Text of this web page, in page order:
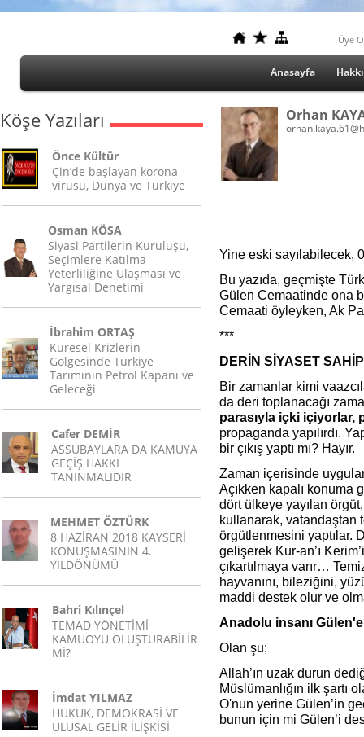
Üye
Anasayfa
Köşe Yazıları
Önce Kültür
Çin’de başlayan korona
virüsü, Dünya ve Türkiye
Osman KÖSA
Siyasi Partilerin Kuruluşu,
Seçimlere Katılma
Yeterliliğine Ulaşması ve
Yargısal Denetimi
İbrahim ORTAŞ
Küresel Krizlerin
Gölgesinde Türkiye
Tarımının Petrol Kapanı ve
Geleceği
Cafer DEMİR
ASSUBAYLARA DA KAMUYA
GEÇİŞ HAKKI
TANINMALIDIR
MEHMET ÖZTÜRK
8 HAZİRAN 2018 KAYSERİ
KONUŞMASININ 4.
YILDÖNÜMÜ
Bahri Kılınçel
TEMAD YÖNETİMİ
KAMUOYU OLUŞTURABİLİR
Mİ?
İmdat YILMAZ
HUKUK, DEMOKRASİ VE
ULUSAL GELİR İLİŞKİSİ
Orhan
Yine eski sayılabilecek,
Bu yazıda, geçmişte
Gülen Cemaatinde ona
Cemaati öyleyken, Ak
***
DERİN SİYASET
Bir zamanlar kimi
da deri toplanacağı
parasıyla içki içiyorlar,
propaganda yapılırdı.
bir çıkış yaptı mı? Hayır.
Zaman içerisinde
Açıkken kapalı
dört ülkeye yayılan
kullanarak, vatandaştan
örgütlenmesini yaptılar.
gelişerek Kur-an’ı
çıkartılmaya varır…
hayvanını, bileziğini,
maddi destek olur ve
Anadolu insanı
Olan şu;
Allah’ın uzak durun
Müslümanlığın ilk şartı
O'nun yerine Gülen’in
bunun için mi Gülen’i